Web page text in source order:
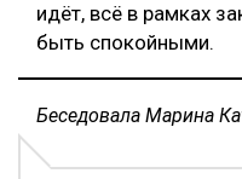
идёт, всё в рамках
быть спокойными.
Беседовала Марина